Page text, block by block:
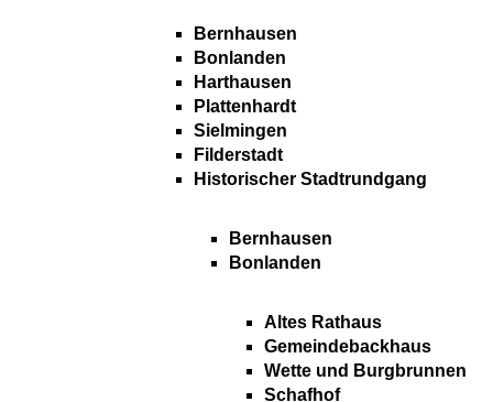
Bernhausen
Bonlanden
Harthausen
Plattenhardt
Sielmingen
Filderstadt
Historischer Stadtrundgang
Bernhausen
Bonlanden
Altes Rathaus
Gemeindebackhaus
Wette und Burgbrunnen
Schafhof